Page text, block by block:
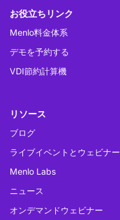
お役立ちリンク
Menlo料金体系
デモを予約する
VDI節約計算機
リソース
ブログ
ライブイベントとウェビナー
Menlo Labs
ニュース
オンデマンドウェビナー